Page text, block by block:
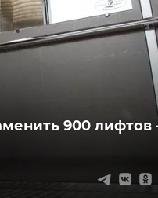
900 лифтов